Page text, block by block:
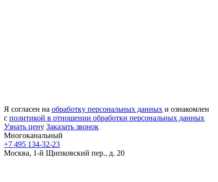
Я согласен на обработку персональных данных и ознакомлен
с политикой в отношении обработки персональных данных
Узнать цену Заказать звонок
Многоканальный
+7 495 134-32-23
Москва, 1-й Щипковский пер., д. 20